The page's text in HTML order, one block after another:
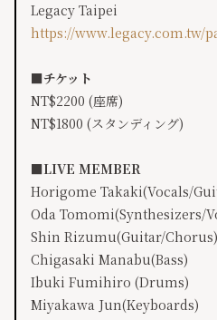
Legacy Taipei
https://www.legacy.com.tw/
■チケット
NT$2200 (座席)
NT$1800 (スタンディング)
■LIVE MEMBER
Horigome Takaki(Vocals/
Oda Tomomi(Synthesizers/
Shin Rizumu(Guitar/Chorus)
Chigasaki Manabu(Bass)
Ibuki Fumihiro (Drums)
Miyakawa Jun(Keyboards)